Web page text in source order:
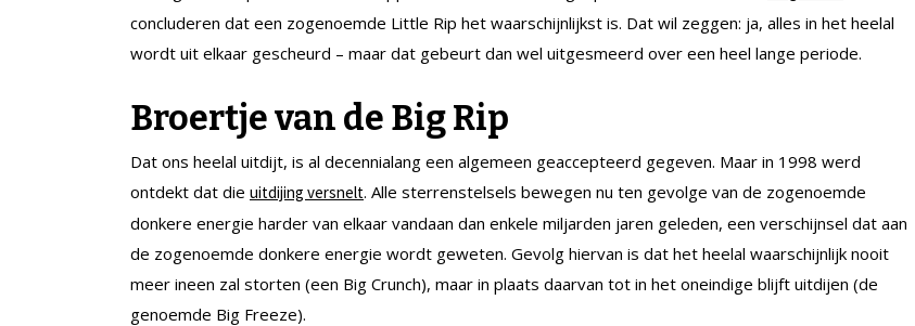
concluderen dat een zogenoemde Little Rip het waarschijnlijkst is. Dat wil zeggen: ja, alles in het heelal
wordt uit elkaar gescheurd – maar dat gebeurt dan wel uitgesmeerd over een heel lange periode.
Broertje van de Big Rip
Dat ons heelal uitdijt, is al decennialang een algemeen geaccepteerd gegeven. Maar in 1998 werd
ontdekt dat die uitdijing versnelt. Alle sterrenstelsels bewegen nu ten gevolge van de zogenoemde
donkere energie harder van elkaar vandaan dan enkele miljarden jaren geleden, een verschijnsel dat aan
de zogenoemde donkere energie wordt geweten. Gevolg hiervan is dat het heelal waarschijnlijk nooit
meer ineen zal storten (een Big Crunch), maar in plaats daarvan tot in het oneindige blijft uitdijen (de
genoemde Big Freeze).